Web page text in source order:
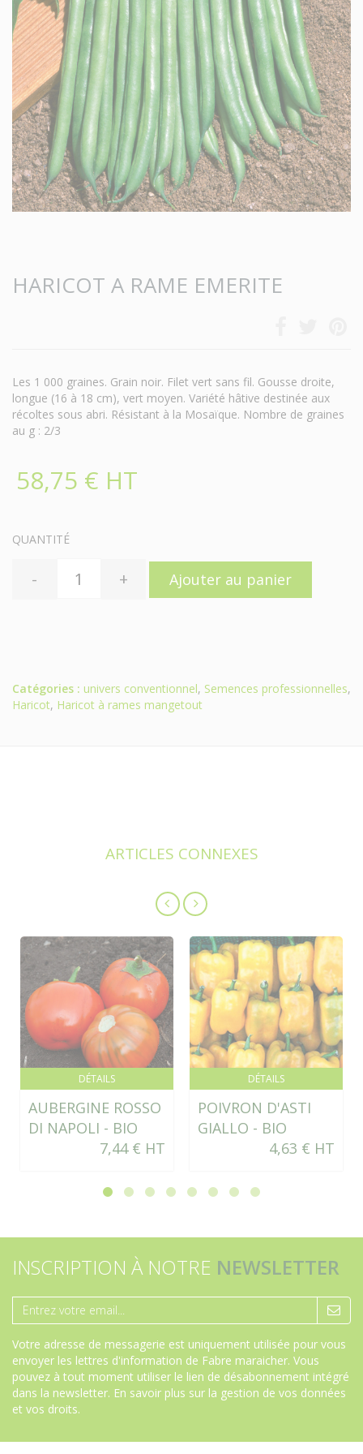
HARICOT A RAME EMERITE
Les 1 000 graines. Grain noir. Filet vert sans fil. Gousse droite,
longue (16 à 18 cm), vert moyen. Variété hâtive destinée aux
récoltes sous abri. Résistant à la Mosaïque. Nombre de graines
au g : 2/3
58,75 € HT
QUANTITÉ
- + Ajouter au panier
Catégories : univers conventionnel, Semences professionnelles,
Haricot, Haricot à rames mangetout
ARTICLES CONNEXES
DÉTAILS
AUBERGINE ROSSO
DI NAPOLI - BIO
7,44 € HT
DÉTAILS
POIVRON D'ASTI
GIALLO - BIO
4,63 € HT
INSCRIPTION À NOTRE NEWSLETTER
Votre adresse de messagerie est uniquement utilisée pour vous
envoyer les lettres d'information de Fabre maraicher. Vous
pouvez à tout moment utiliser le lien de désabonnement intégré
dans la newsletter. En savoir plus sur la gestion de vos données
et vos droits.